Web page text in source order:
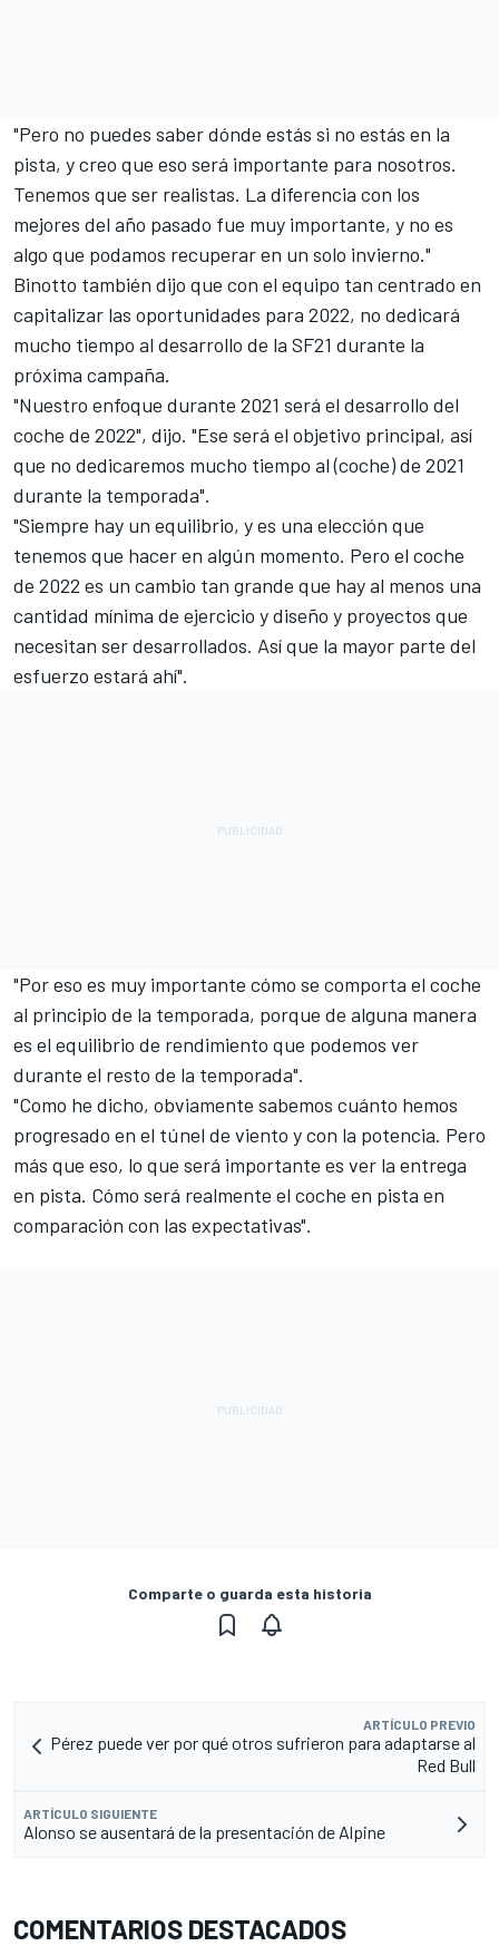
"Pero no puedes saber dónde estás si no estás en la
pista, y creo que eso será importante para nosotros.
Tenemos que ser realistas. La diferencia con los
mejores del año pasado fue muy importante, y no es
algo que podamos recuperar en un solo invierno."
Binotto también dijo que con el equipo tan centrado en
capitalizar las oportunidades para 2022, no dedicará
mucho tiempo al desarrollo de la SF21 durante la
próxima campaña.
"Nuestro enfoque durante 2021 será el desarrollo del
coche de 2022", dijo. "Ese será el objetivo principal, así
que no dedicaremos mucho tiempo al (coche) de 2021
durante la temporada".
"Siempre hay un equilibrio, y es una elección que
tenemos que hacer en algún momento. Pero el coche
de 2022 es un cambio tan grande que hay al menos una
cantidad mínima de ejercicio y diseño y proyectos que
necesitan ser desarrollados. Así que la mayor parte del
esfuerzo estará ahí".
"Por eso es muy importante cómo se comporta el coche
al principio de la temporada, porque de alguna manera
es el equilibrio de rendimiento que podemos ver
durante el resto de la temporada".
"Como he dicho, obviamente sabemos cuánto hemos
progresado en el túnel de viento y con la potencia. Pero
más que eso, lo que será importante es ver la entrega
en pista. Cómo será realmente el coche en pista en
comparación con las expectativas".
Comparte o guarda esta historia
ARTÍCULO PREVIO
Pérez puede ver por qué otros sufrieron para adaptarse al
Red Bull
ARTÍCULO SIGUIENTE
Alonso se ausentará de la presentación de Alpine
COMENTARIOS DESTACADOS